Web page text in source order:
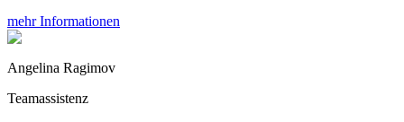
mehr Informationen
Angelina Ragimov
Teamassistenz